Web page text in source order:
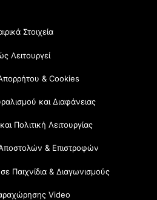
Στοιχεία
Λειτουργεί
& Cookies
και Διαφάνειας
Πολιτική Λειτουργίας
& Επιστροφών
Παιχνίδια & Διαγωνισμούς
Video